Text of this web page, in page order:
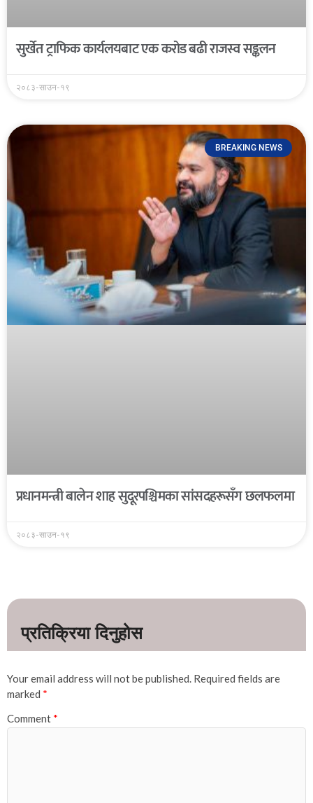
सुर्खेत ट्राफिक कार्यलयबाट एक करोड बढी राजस्व सङ्कलन
२०८३-साउन-१९
BREAKING NEWS
प्रधानमन्त्री बालेन शाह सुदूरपश्चिमका सांसदहरूसँग छलफलमा
२०८३-साउन-१९
Your email address will not be published. Required fields are
marked *
Comment *